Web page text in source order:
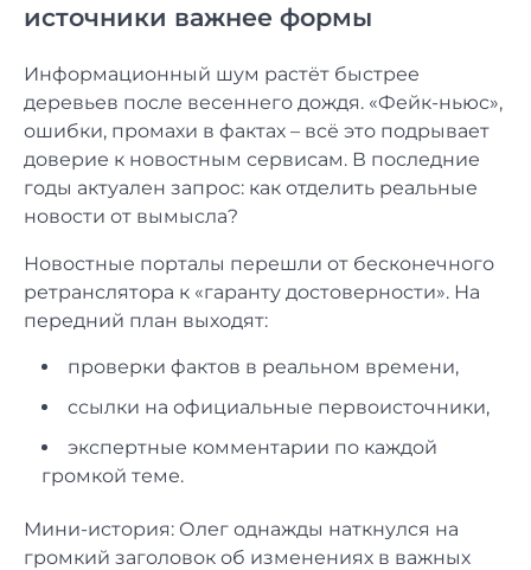
источники важнее формы
Информационный шум растёт быстрее
деревьев после весеннего дождя. «Фейк-ньюс»,
ошибки, промахи в фактах – всё это подрывает
доверие к новостным сервисам. В последние
годы актуален запрос: как отделить реальные
новости от вымысла?
Новостные порталы перешли от бесконечного
ретранслятора к «гаранту достоверности». На
передний план выходят:
проверки фактов в реальном времени,
ссылки на официальные первоисточники,
экспертные комментарии по каждой
громкой теме.
Мини-история: Олег однажды наткнулся на
громкий заголовок об изменениях в важных